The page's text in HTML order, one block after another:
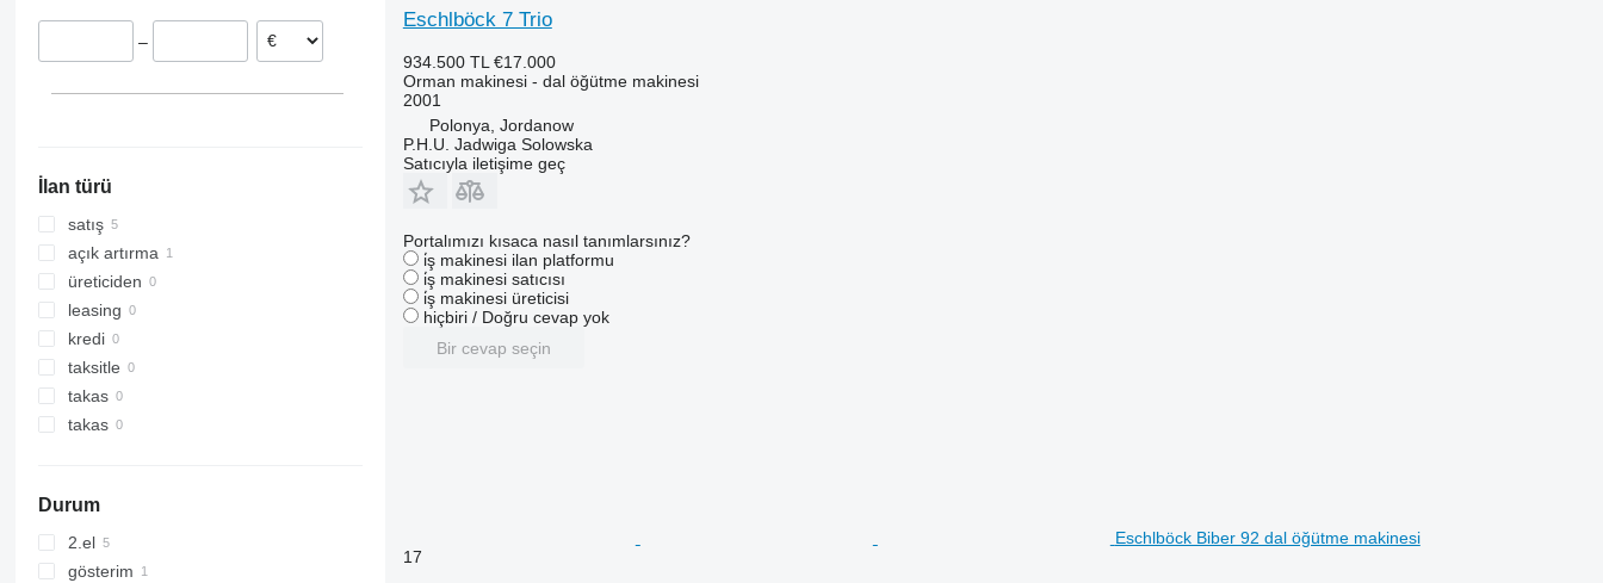
Danimarka
–
İlan türü
satış
açık artırma
üreticiden
leasing
kredi
taksitle
takas
takas
Durum
2.el
gösterim
Eschlböck 7 Trio
934.500 TL €17.000
Orman makinesi - dal öğütme makinesi
2001
Polonya, Jordanow
P.H.U. Jadwiga Solowska
Satıcıyla iletişime geç
Portalımızı kısaca nasıl tanımlarsınız?
i̇ş makinesi ilan platformu
i̇ş makinesi satıcısı
i̇ş makinesi üreticisi
hiçbiri / Doğru cevap yok
Bir cevap seçin
Eschlböck Biber 92 dal öğütme makinesi
17